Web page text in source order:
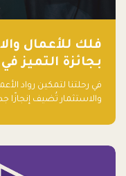
فلك للأعمال
بجائزة التميز
ريادة الأعمال
في رحلتنا لتمكين رواد
والاستثمار تُضيف إنجازًا